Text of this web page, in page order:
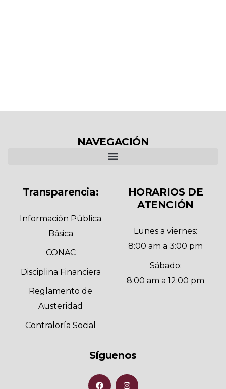
NAVEGACIÓN
Transparencia:
Información Pública
Básica
CONAC
Disciplina Financiera
Reglamento de
Austeridad
Contraloría Social
HORARIOS DE
ATENCIÓN
Lunes a viernes:
8:00 am a 3:00 pm
Sábado:
8:00 am a 12:00 pm
Síguenos